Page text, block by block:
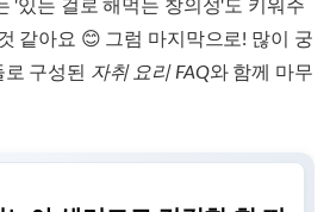
'있는 걸로 해먹는 창의성'도 키워주
같아요 😊 그럼 마지막으로! 많이 궁
구성된 자취 요리 FAQ와 함께 마무